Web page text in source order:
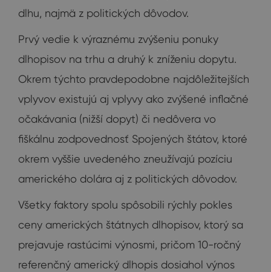
dlhu, najmä z politických dôvodov.
Prvý vedie k výraznému zvýšeniu ponuky
dlhopisov na trhu a druhý k zníženiu dopytu.
Okrem týchto pravdepodobne najdôležitejších
vplyvov existujú aj vplyvy ako zvýšené inflačné
očakávania (nižší dopyt) či nedôvera vo
fiškálnu zodpovednosť Spojených štátov, ktoré
okrem vyššie uvedeného zneužívajú pozíciu
amerického dolára aj z politických dôvodov.
Všetky faktory spolu spôsobili rýchly pokles
ceny amerických štátnych dlhopisov, ktorý sa
prejavuje rastúcimi výnosmi, pričom 10-ročný
referenčný americký dlhopis dosiahol výnos